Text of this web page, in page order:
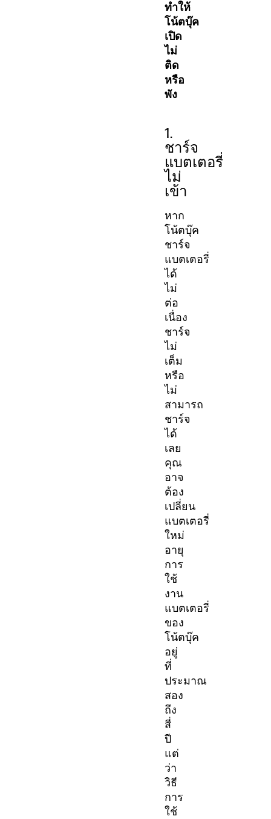
ทำให้
โน้ตบุ๊ค
เปิด
ไม่
ติด
หรือ
พัง
1.
ชาร์จ
แบตเตอรี่
ไม่
เข้า
หาก
โน้ตบุ๊ค
ชาร์จ
แบตเตอรี่
ได้
ไม่
ต่อ
เนื่อง
ชาร์จ
ไม่
เต็ม
หรือ
ไม่
สามารถ
ชาร์จ
ได้
เลย
คุณ
อาจ
ต้อง
เปลี่ยน
แบตเตอรี่
ใหม่
อายุ
การ
ใช้
งาน
แบตเตอรี่
ของ
โน้ตบุ๊ค
อยู่
ที่
ประมาณ
สอง
ถึง
สี่
ปี
แต่
ว่า
วิธี
การ
ใช้